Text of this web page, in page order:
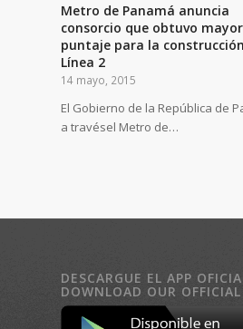
Metro de Panamá anuncia
consorcio que obtuvo mayor
puntaje para la
Línea 2
14 mayo, 2015
El Gobierno de la República de
a travésel Metro de…
DESCARGUE EL APP
DOWNLOAD OUR OFFICIAL